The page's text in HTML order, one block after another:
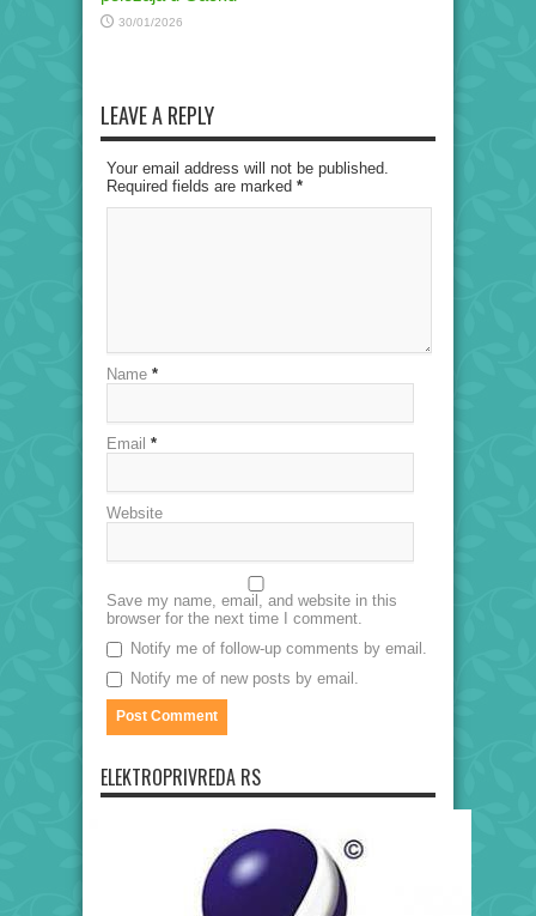
30/01/2026
LEAVE A REPLY
Your email address will not be published.
Required fields are marked *
Name *
Email *
Website
Save my name, email, and website in this
browser for the next time I comment.
Notify me of follow-up comments by email.
Notify me of new posts by email.
ELEKTROPRIVREDA RS